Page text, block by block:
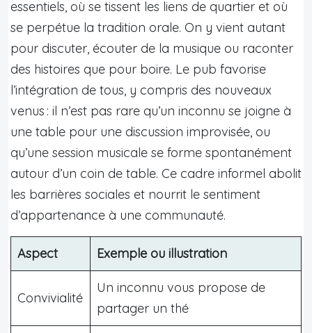
essentiels, où se tissent les liens de quartier et où
se perpétue la tradition orale. On y vient autant
pour discuter, écouter de la musique ou raconter
des histoires que pour boire. Le pub favorise
l’intégration de tous, y compris des nouveaux
venus : il n’est pas rare qu’un inconnu se joigne à
une table pour une discussion improvisée, ou
qu’une session musicale se forme spontanément
autour d’un coin de table. Ce cadre informel abolit
les barrières sociales et nourrit le sentiment
d’appartenance à une communauté.
Aspect Exemple ou illustration
Convivialité
Un inconnu vous propose de
partager un thé